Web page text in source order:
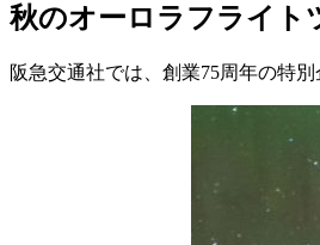
秋のオーロラフライト
阪急交通社では、創業75周年の特